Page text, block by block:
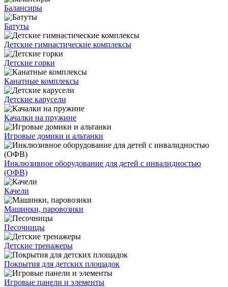
Балансиры
Батуты
Детские гимнастические комплексы
Детские горки
Канатные комплексы
Детские карусели
Качалки на пружине
Игровые домики и альтанки
Инклюзивное оборудование для детей с инвалидностью
(ОФВ)
Качели
Машинки, паровозики
Песочницы
Детские тренажеры
Покрытия для детских площадок
Игровые панели и элементы